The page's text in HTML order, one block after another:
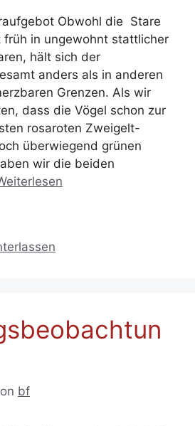
Obwohl die Stare
früh in ungewohnt stattlicher
hält sich der
anders als in anderen
Grenzen. Als wir
dass die Vögel schon zur
rosaroten Zweigelt-
überwiegend grünen
wir die beiden
bf